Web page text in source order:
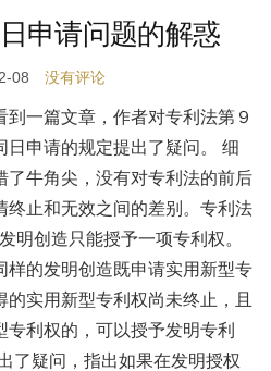
申请问题的解惑
08 没有评论
一篇文章，作者对专利法第９
日申请的规定提出了疑问。 细
了牛角尖，没有对专利法的前后
终止和无效之间的差别。专利法
明创造只能授予一项专利权。
样的发明创造既申请实用新型专
实用新型专利权尚未终止，且
利权的，可以授予发明专利
了疑问，指出如果在发明授权